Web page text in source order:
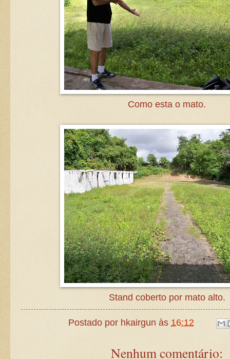
Como esta o mato.
Stand coberto por mato alto.
Postado por hkairgun às 16:12
Nenhum comentário: